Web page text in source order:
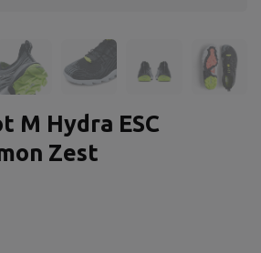
M Hydra ESC
Zest